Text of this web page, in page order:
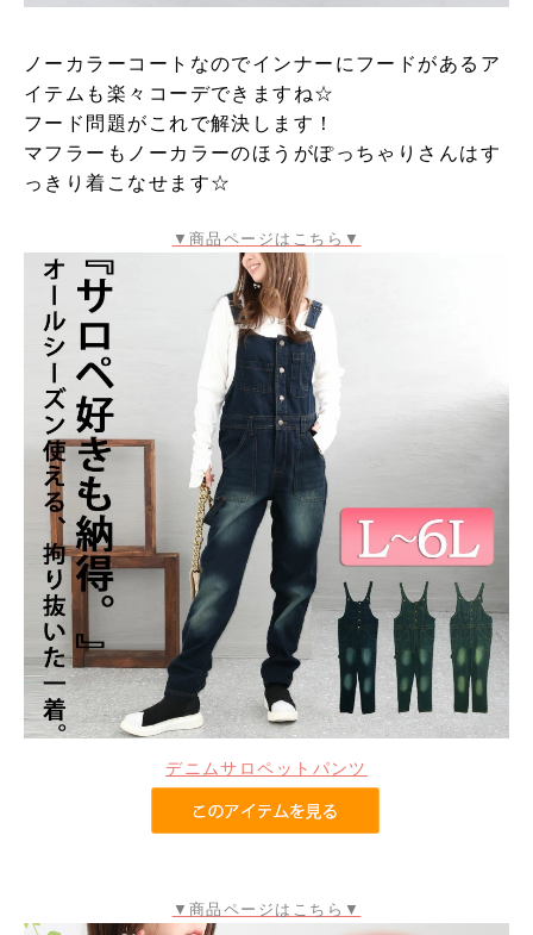
ノーカラーコートなのでインナーにフードがあるア
イテムも楽々コーデできますね☆
フード問題がこれで解決します！
マフラーもノーカラーのほうがぽっちゃりさんはす
っきり着こなせます☆
▼商品ページはこちら▼
デニムサロペットパンツ
▼商品ページはこちら▼